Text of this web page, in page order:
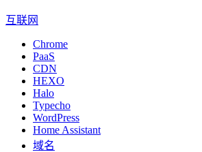
互联网
Chrome
PaaS
CDN
HEXO
Halo
Typecho
WordPress
Home Assistant
域名